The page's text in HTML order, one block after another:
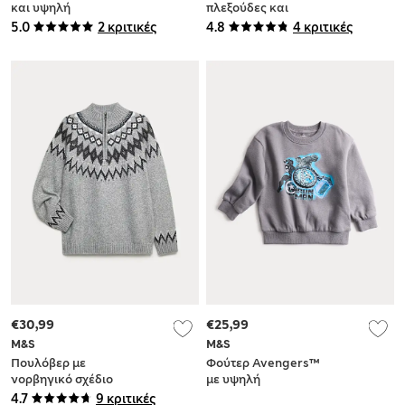
5.0 2 κριτικές
και υψηλή
περιεκτικότητα σε
4.8 4 κριτικές
πλεξούδες και
υψηλή
4.7 9 κριτικές
M&S
Πουλόβερ με
νορβηγικό σχέδιο
και φερμουάρ στο
€30,99
M&S
Φούτερ Avengers™
με υψηλή
€25,99